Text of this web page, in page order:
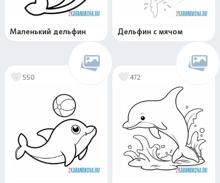
Маленький дельфин Дельфин с мячом
550 472